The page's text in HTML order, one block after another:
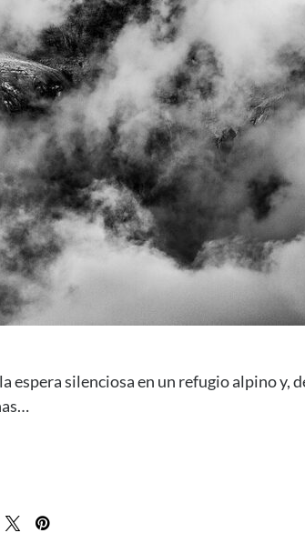
espera silenciosa en un refugio alpino